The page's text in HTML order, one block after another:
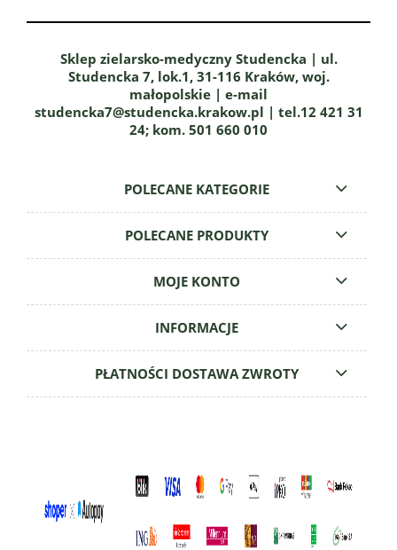
Sklep zielarsko-medyczny Studencka | ul.
Studencka 7, lok.1, 31-116 Kraków, woj.
małopolskie | e-mail
studencka7@studencka.krakow.pl | tel.12 421 31
24; kom. 501 660 010
POLECANE KATEGORIE
POLECANE PRODUKTY
MOJE KONTO
INFORMACJE
PŁATNOŚCI DOSTAWA ZWROTY